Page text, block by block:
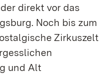
direkt vor das
Noch bis zum
Zirkuszelt
und Alt